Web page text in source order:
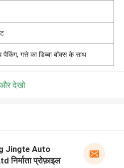
गत्ते का डिब्बा बॉक्स के साथ
और देखो
Jingte Auto
प्रोफ़ाइल